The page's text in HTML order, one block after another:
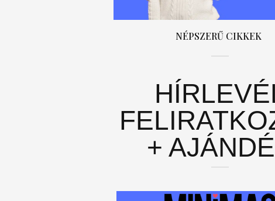
NÉPSZERŰ CIKKEK
+